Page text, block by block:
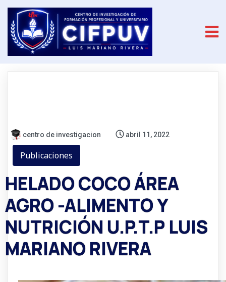
centro de investigacion abril 11, 2022
Publicaciones
HELADO COCO ÁREA
AGRO -ALIMENTO Y
NUTRICIÓN U.P.T.P LUIS
MARIANO RIVERA